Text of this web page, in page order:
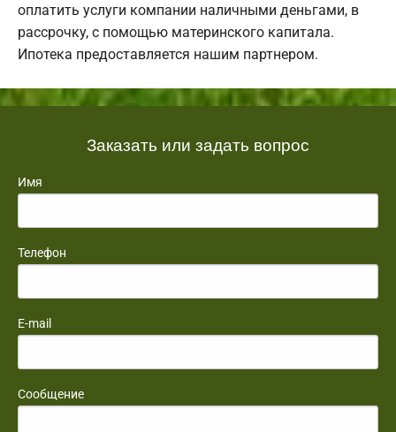
оплатить услуги компании наличными деньгами, в
рассрочку, с помощью материнского капитала.
Ипотека предоставляется нашим партнером.
Заказать или задать вопрос
Имя
Телефон
E-mail
Сообщение